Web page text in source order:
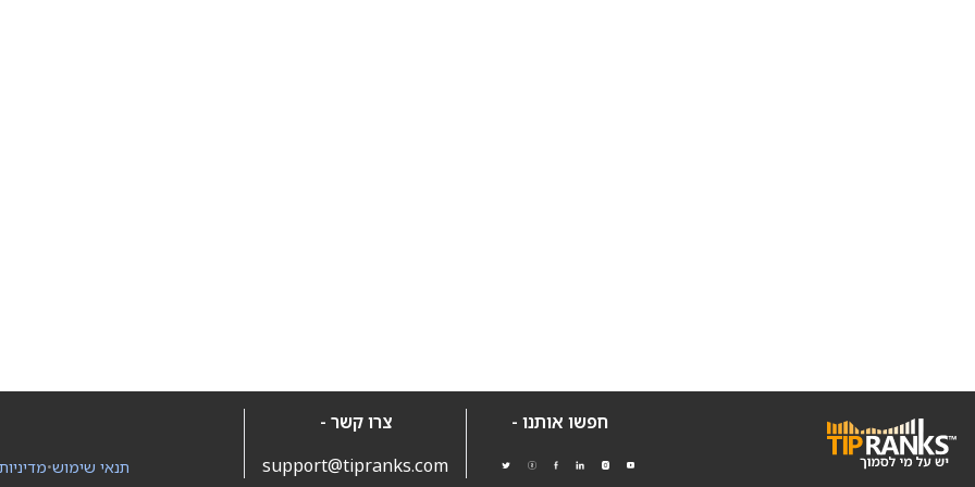
חפשו אותנו -
צרו קשר -
support@tipranks.com
•תנאי שימוש